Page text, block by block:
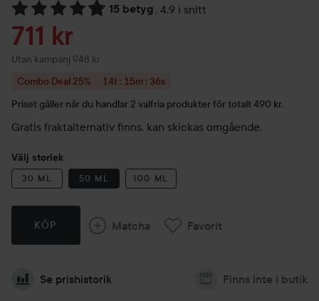
15 betyg , 4.9 i snitt
Hoppa till Betyg & kommentarer
Reapris
711 kr
Utan kampanj 948 kr
Combo Deal 25%
Priset gäller i: 14 timmar, 15 minuter och 35
14t : 15m : 35s
Priset gäller när du handlar 2 valfria produkter för totalt 490 kr.
Gratis fraktalternativ finns, kan skickas omgående.
Välj storlek
30 ML 50 ML 100 ML
KÖP Matcha Favorit
Se prishistorik Finns inte i butik